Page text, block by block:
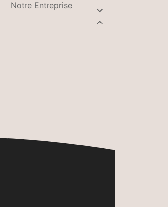
Notre Entreprise

